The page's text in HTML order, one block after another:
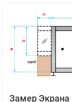
Замер Экрана